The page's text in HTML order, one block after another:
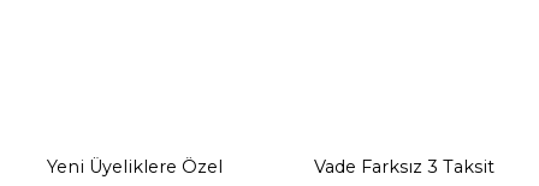
Yeni Üyeliklere Özel Vade Farksız 3 Taksit